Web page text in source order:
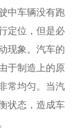
中车辆没有跑
定位，但是必
现象。汽车的
于制造上的原
常均匀。当汽
状态，造成车